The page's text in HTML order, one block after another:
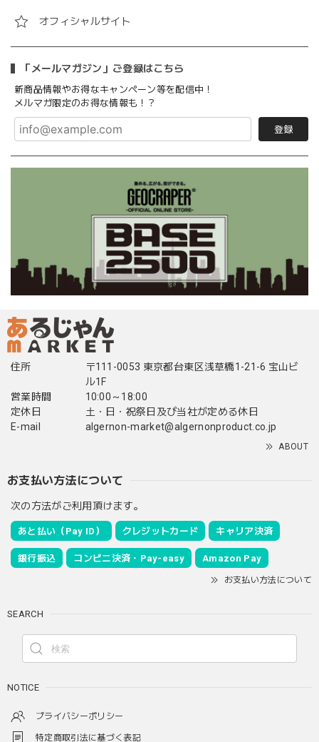
オフィシャルサイト
「メールマガジン」ご登録はこちら
新商品情報やお得なキャンペーン等を配信中！
メルマガ限定のお得な情報も！？
登録
住所
〒111-0053 東京都台東区浅草橋1-21-6 宝山ビ
ル1F
営業時間
10:00～18:00
定休日
土・日・祝祭日及び当社が定める休日
E-mail
algernon-market@algernonproduct.co.jp
ABOUT
お支払い方法について
次の方法がご利用頂けます。
あと払い（Pay ID） クレジットカード キャリア決済
銀行振込 コンビニ決済・Pay-easy Amazon Pay
お支払い方法について
SEARCH
NOTICE
プライバシーポリシー
特定商取引法に基づく表記